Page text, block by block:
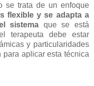
se trata de un enfoque
flexible y se adapta a
sistema que se está
terapeuta debe estar
y particularidades
aplicar esta técnica